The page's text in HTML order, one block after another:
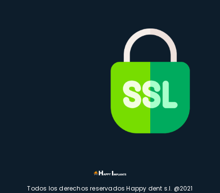
Todos los derechos reservados Happy dent s.l. @2021